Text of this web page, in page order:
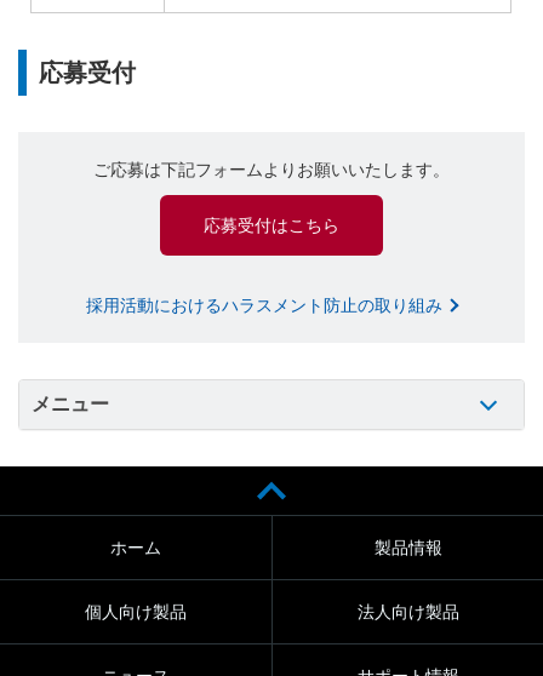
応募受付
ご応募は下記フォームよりお願いいたします。
応募受付はこちら
採用活動におけるハラスメント防止の取り組み
メニュー
ホーム 製品情報
個人向け製品 法人向け製品